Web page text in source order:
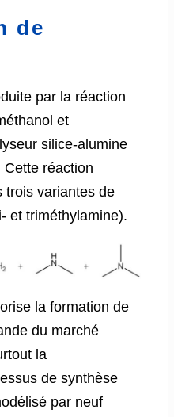
de
par la réaction
et
silice-alumine
Cette réaction
trois variantes de
et triméthylamine).
la formation de
du marché
la
de synthèse
par neuf